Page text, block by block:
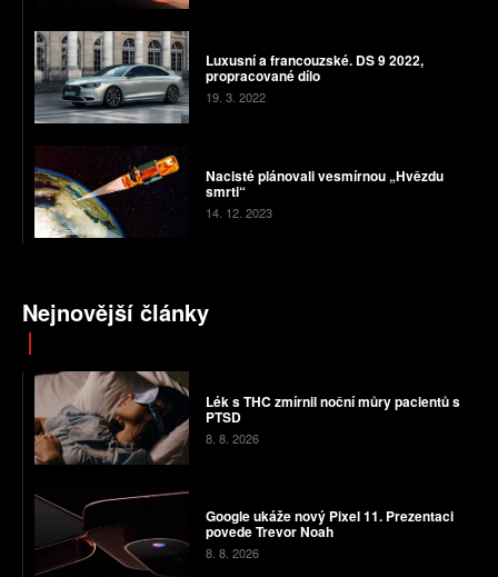
Luxusní a francouzské. DS 9 2022,
propracované dílo
19. 3. 2022
Nacisté plánovali vesmírnou „Hvězdu
smrti“
14. 12. 2023
Nejnovější články
Lék s THC zmírnil noční můry pacientů s
PTSD
8. 8. 2026
Google ukáže nový Pixel 11. Prezentaci
povede Trevor Noah
8. 8. 2026